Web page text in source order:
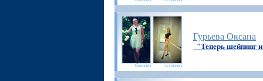
Гурьева Оксана
"Теперь шейпинг